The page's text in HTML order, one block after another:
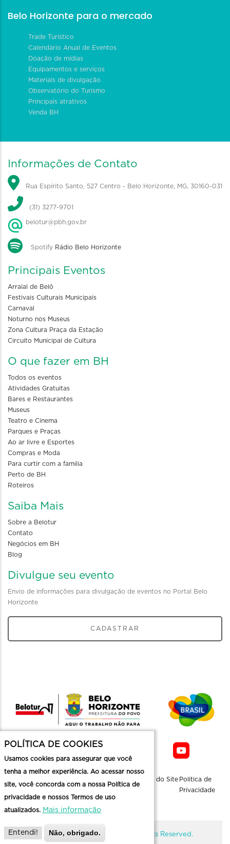
Belo Horizonte para o mercado
Trade Turístico
Calendário Anual de Eventos
Doação de mídias
Equipamentos e serviços
Materiais de divulgação
Observatório do Turismo
Principais atrativos
Venda BH
Informações de Contato
Rua Espírito Santo, 527 Centro - Belo Horizonte, MG, 30160-031
(31) 3277-9701
belotur@pbh.gov.br
Spotify Rádio Belo Horizonte
Principais Eventos
Arraial de Belô
Festivais Culturais Municipais
Carnaval
Noturno nos Museus
Zona Cultura Praça da Estação
Circuito Municipal de Cultura
O que fazer em BH
Todos os eventos
Atividades Gratuitas
Bares e Restaurantes
Museus
Teatro e Cinema
Parques e Praças
Ao ar livre e Esportes
Compras e Moda
Para curtir com a familia
Perto de BH
Roteiros
Saiba Mais
Sobre a Belotur
Contato
Negócios em BH
Blog
Divulgue seu evento
Envio de informações para divulgação de eventos no Portal Belo
Horizonte
CADASTRAR
Mapa do Site Politica de
Privacidade
@ Copyright Belotur 2026. All Rights Reserved.
POLÍTICA DE COOKIES
Usamos cookies para assegurar que você
tenha a melhor experiência. Ao acessar nosso
site, você concorda com a nossa Política de
privacidade e nossos Termos de uso
atualizados. Mais informação
Entendi! Não, obrigado.